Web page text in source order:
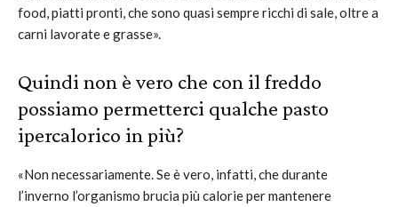
food, piatti pronti, che sono quasi sempre ricchi di sale, oltre a
carni lavorate e grasse».
Quindi non è vero che con il freddo
possiamo permetterci qualche pasto
ipercalorico in più?
«Non necessariamente. Se è vero, infatti, che durante
l’inverno l’organismo brucia più calorie per mantenere